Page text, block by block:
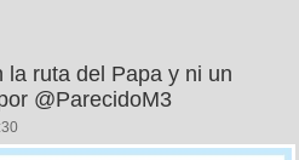
ruta del Papa y ni un
@ParecidoM3